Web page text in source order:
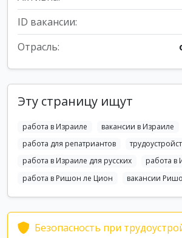
ID вакансии:
Отрасль:
Эту страницу ищут
работа в Израиле
вакансии в Израиле
работа для репатриантов
работа в Израиле для русских
работа в
работа в Ришон ле Цион
вакансии
Безопасность при